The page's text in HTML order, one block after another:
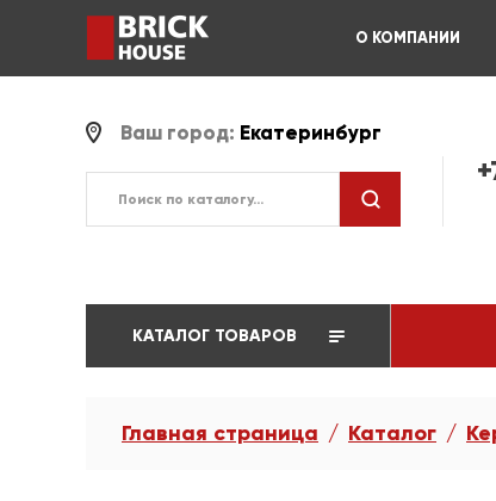
О КОМПАНИИ
Ваш город: Екатеринбург
КАТАЛОГ ТОВАРОВ
Главная страница Каталог